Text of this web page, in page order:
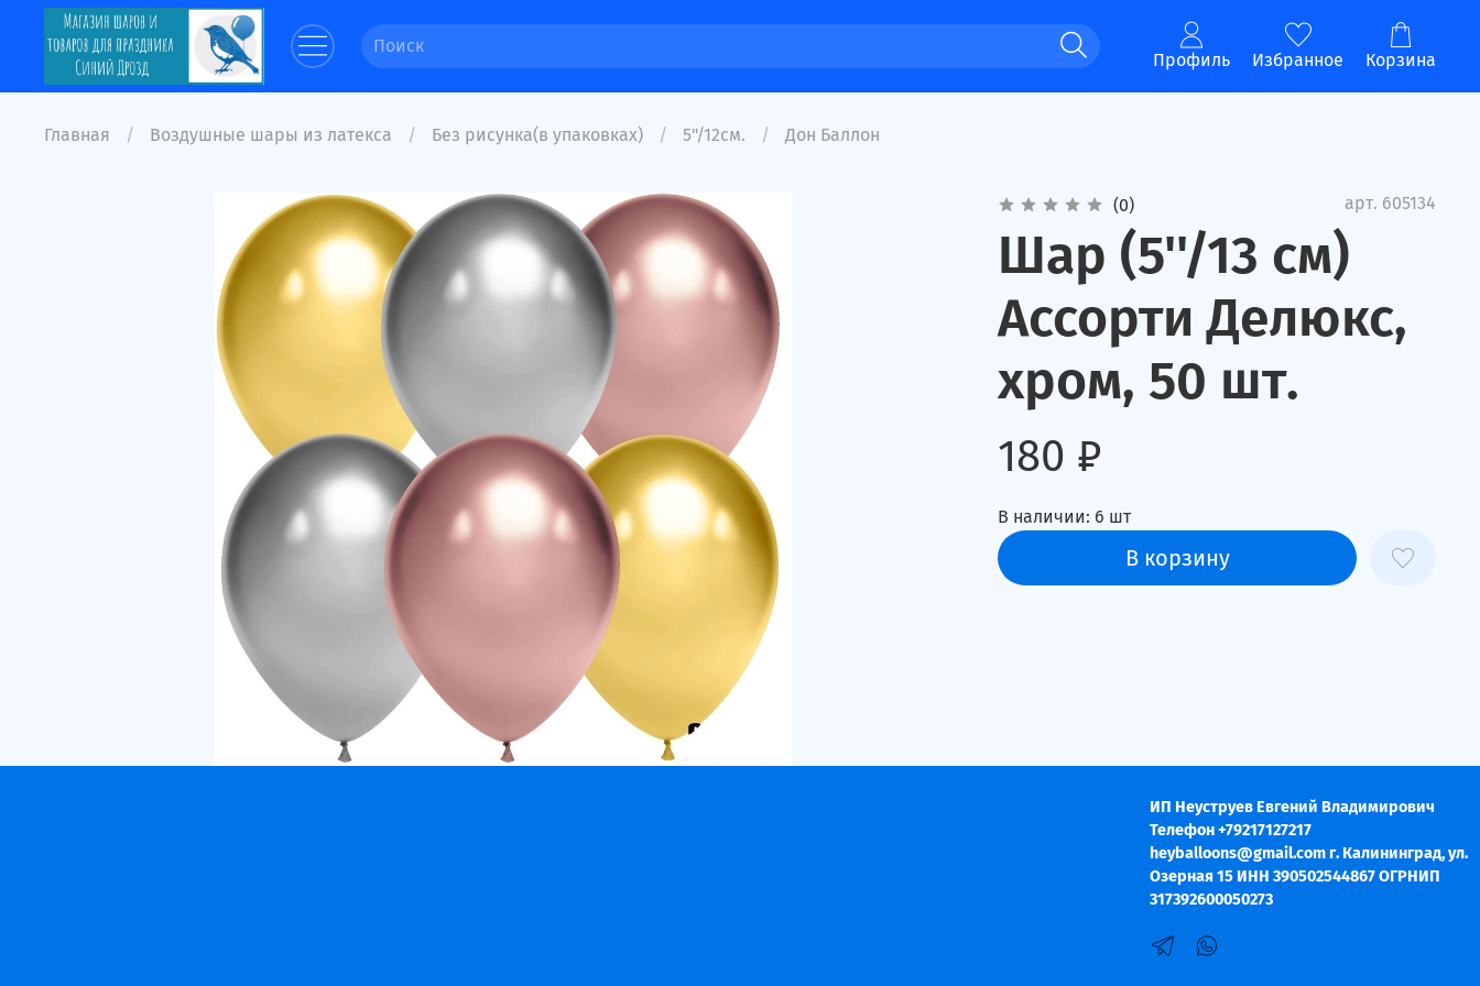
Профиль Избранное Корзина
Главная Воздушные шары из латекса Без рисунка(в упаковках) 5"/12см. Дон Баллон
(0) арт. 605134
Шар (5''/13 см)
Ассорти Делюкс,
хром, 50 шт.
180 ₽
В наличии: 6 шт
В корзину
ИП Неуструев Евгений Владимирович
Телефон +79217127217
heyballoons@gmail.com г. Калининград, ул.
Озерная 15 ИНН 390502544867 ОГРНИП
317392600050273